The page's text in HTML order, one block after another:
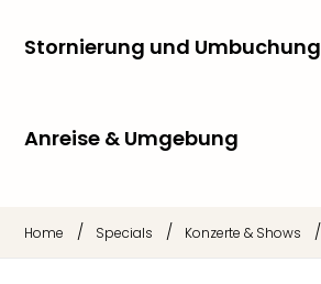
Stornierung und Umbuchung
Anreise & Umgebung
Home / Specials / Konzerte & Shows /